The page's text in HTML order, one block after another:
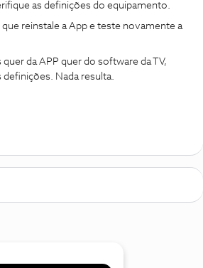
as definições do equipamento.
reinstale a App e teste novamente a
da APP quer do software da TV,
definições. Nada resulta.